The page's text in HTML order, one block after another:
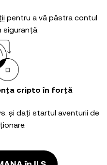
pentru a vă păstra contul
siguranță.
cripto în forță
și dați startul aventurii de